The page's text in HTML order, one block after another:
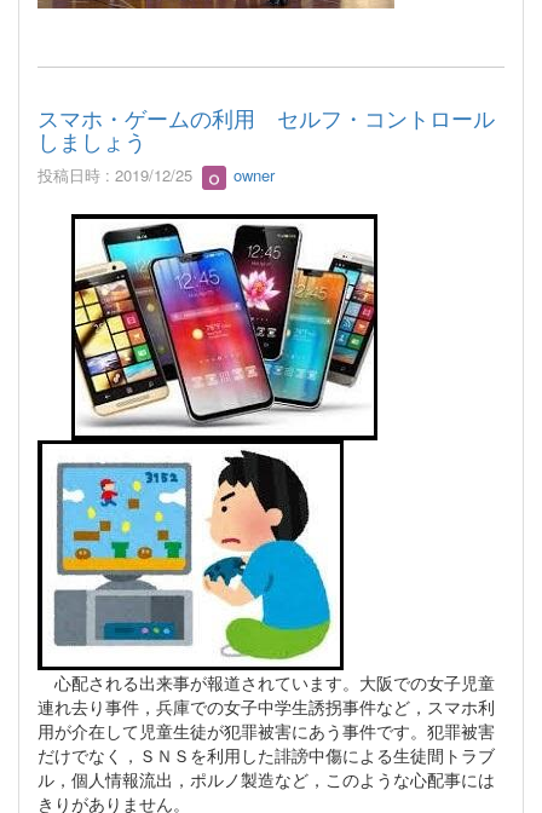
スマホ・ゲームの利用 セルフ・コントロール
しましょう
投稿日時 : 2019/12/25 owner
心配される出来事が報道されています。大阪での女子児童
連れ去り事件，兵庫での女子中学生誘拐事件など，スマホ利
用が介在して児童生徒が犯罪被害にあう事件です。犯罪被害
だけでなく，ＳＮＳを利用した誹謗中傷による生徒間トラブ
ル，個人情報流出，ポルノ製造など，このような心配事には
きりがありません。